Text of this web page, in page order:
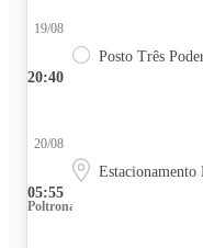
20:40
19/08
Posto Três
05:55
20/08
Poltrona